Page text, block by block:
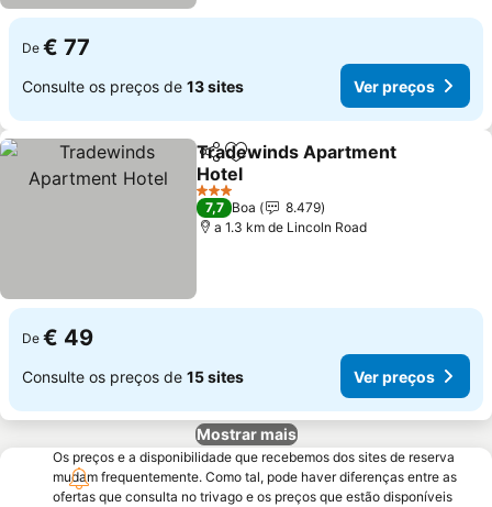
De € 77
Consulte os preços de 13 sites Ver preços
PartilharAdicionar aos favoritos
Tradewinds Apartment
Hotel
3 Estrelas
7,7 Boa
8.479
a 1.3 km de Lincoln Road
De € 49
Consulte os preços de 15 sites Ver preços
Mostrar mais
Os preços e a disponibilidade que recebemos dos sites de reserva
mudam frequentemente. Como tal, pode haver diferenças entre as
ofertas que consulta no trivago e os preços que estão disponíveis